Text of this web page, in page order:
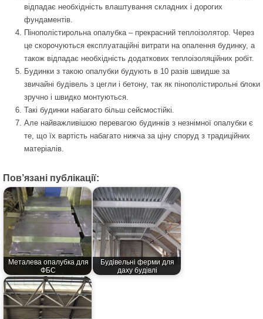
відпадає необхідність влаштування складних і дорогих
фундаментів.
Пінополістирольна опалубка – прекрасний теплоізолятор. Через
це скорочуються експлуатаційні витрати на опалення будинку, а
також відпадає необхідність додаткових теплоізоляційних робіт.
Будинки з такою опалубки будують в 10 разів швидше за
звичайні будівель з цегли і бетону, так як пінополістирольні блоки
зручно і швидко монтуються.
Такі будинки набагато більш сейсмостійкі.
Але найважливішою перевагою будинків з незнімної опалубки є
те, що їх вартість набагато нижча за ціну споруд з традиційних
матеріалів.
Пов’язані публікації:
Металева опалубка для
ФБС
Будівельні ферми для
даху будівлі